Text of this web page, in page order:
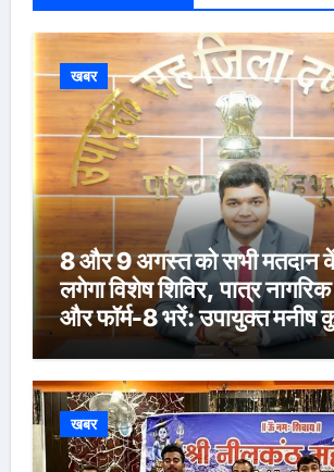
खबर
8 और 9 अगस्त को सभी मतदान
लगेगा विशेष शिविर, पात्र
और फॉर्म-8 भरें: उपायुक्त मनीष
खबर